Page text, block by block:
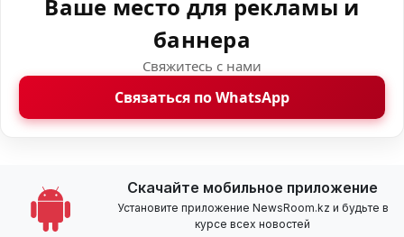
Ваше место для рекламы и
баннера
Свяжитесь с нами
Связаться по WhatsApp
Скачайте мобильное приложение
Установите приложение NewsRoom.kz и будьте в
курсе всех новостей